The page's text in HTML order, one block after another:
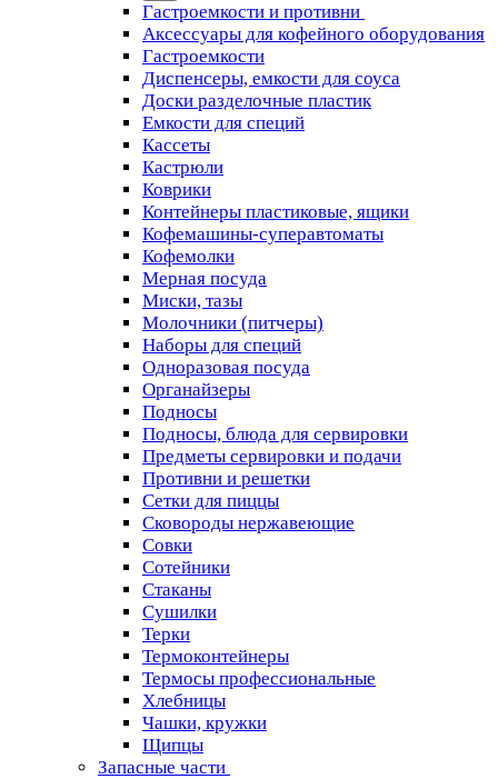
Гастроемкости и противни
Аксессуары для кофейного оборудования
Гастроемкости
Диспенсеры, емкости для соуса
Доски разделочные пластик
Емкости для специй
Кассеты
Кастрюли
Коврики
Контейнеры пластиковые, ящики
Кофемашины-суперавтоматы
Кофемолки
Мерная посуда
Миски, тазы
Молочники (питчеры)
Наборы для специй
Одноразовая посуда
Органайзеры
Подносы
Подносы, блюда для сервировки
Предметы сервировки и подачи
Противни и решетки
Сетки для пиццы
Сковороды нержавеющие
Совки
Сотейники
Стаканы
Сушилки
Терки
Термоконтейнеры
Термосы профессиональные
Хлебницы
Чашки, кружки
Щипцы
Запасные части